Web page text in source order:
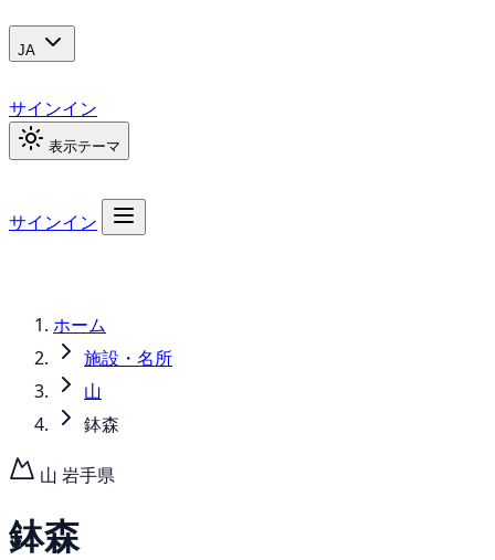
JA
サインイン
表示テーマ
サインイン
ホーム
施設・名所
山
鉢森
山 岩手県
鉢森